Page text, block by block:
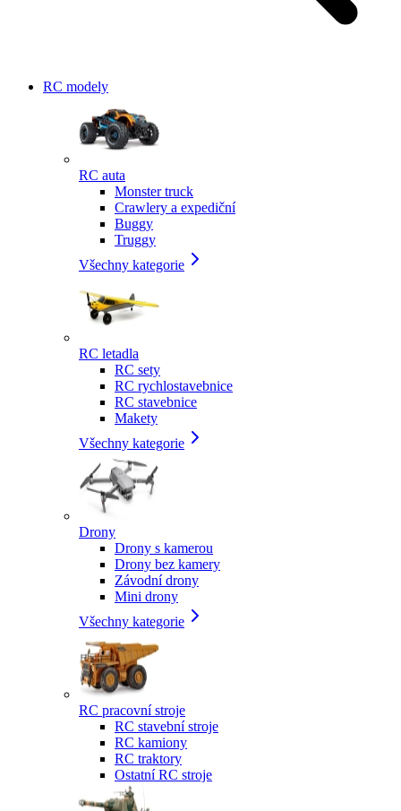
RC modely
RC auta
Monster truck
Crawlery a expediční
Buggy
Truggy
Všechny kategorie
RC letadla
RC sety
RC rychlostavebnice
RC stavebnice
Makety
Všechny kategorie
Drony
Drony s kamerou
Drony bez kamery
Závodní drony
Mini drony
Všechny kategorie
RC pracovní stroje
RC stavební stroje
RC kamiony
RC traktory
Ostatní RC stroje